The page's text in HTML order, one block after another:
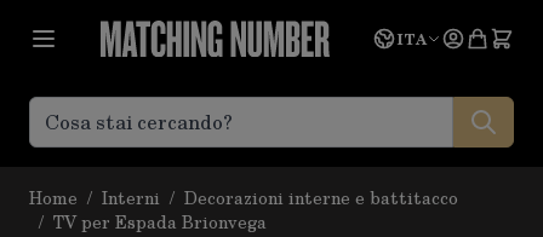
Lingua
ITA
Home / Interni / Decorazioni interne e battitacco
/ TV per Espada Brionvega